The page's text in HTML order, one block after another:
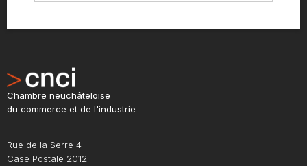
Chambre neuchâteloise
du commerce et de l'industrie
Rue de la Serre 4
Case Postale 2012